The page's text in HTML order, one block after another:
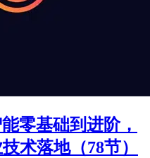
零基础到进阶，
术落地（78节）